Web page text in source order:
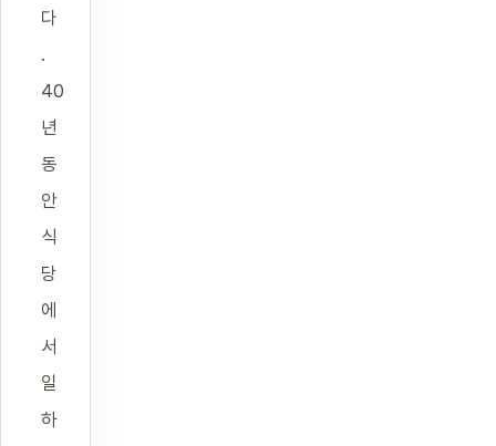
다
.
40
년
동
안
식
당
에
서
일
하